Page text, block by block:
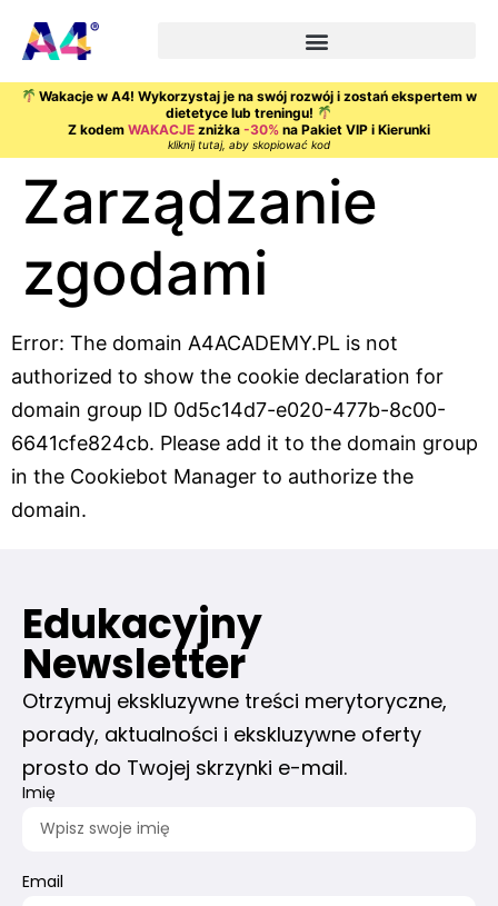
Wakacje w A4! Wykorzystaj je na swój rozwój i zostań ekspertem w
dietetyce lub treningu!
Z kodem WAKACJE zniżka -30% na Pakiet VIP i Kierunki
kliknij tutaj, aby skopiować kod
Zarządzanie
zgodami
Error: The domain A4ACADEMY.PL is not
authorized to show the cookie declaration for
domain group ID 0d5c14d7-e020-477b-8c00-
6641cfe824cb. Please add it to the domain group
in the Cookiebot Manager to authorize the
domain.
Edukacyjny
Newsletter
Otrzymuj ekskluzywne treści merytoryczne,
porady, aktualności i ekskluzywne oferty
prosto do Twojej skrzynki e-mail.
Imię
Email